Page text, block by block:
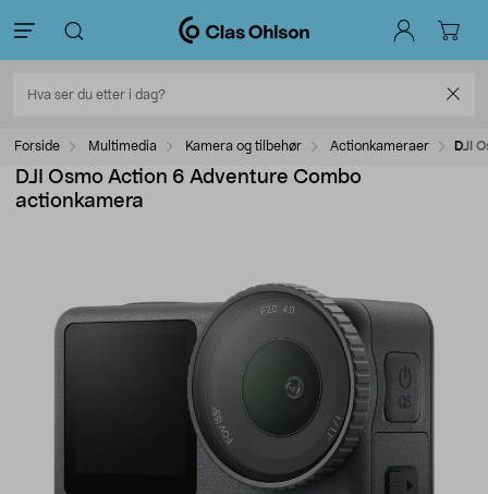
Forside Multimedia Kamera og tilbehør Actionkameraer DJI
DJI Osmo Action 6 Adventure Combo
actionkamera